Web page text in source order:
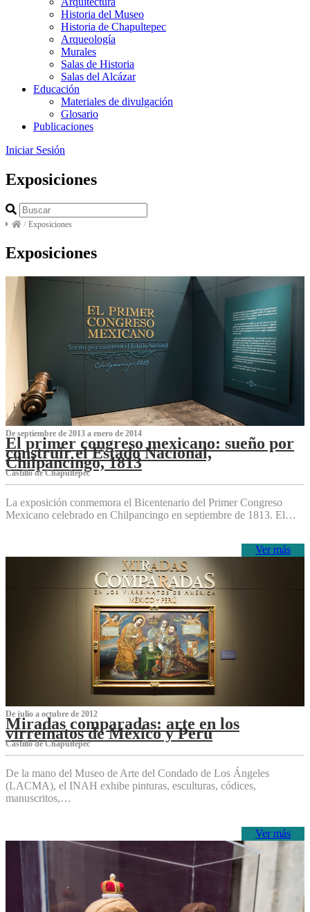
Historia del Museo
Historia de Chapultepec
Arqueología
Murales
Salas de Historia
Salas del Alcázar
Educación
Materiales de divulgación
Glosario
Publicaciones
Iniciar Sesión
Exposiciones
/ Exposiciones
Exposiciones
De septiembre de 2013 a enero de 2014
El primer congreso mexicano: sueño por
construir el Estado Nacional,
Chilpancingo, 1813
Castillo de Chapultepec
La exposición conmemora el Bicentenario del Primer Congreso
Mexicano celebrado en Chilpancingo en septiembre de 1813. El…
Ver más
De julio a octubre de 2012
Miradas comparadas: arte en los
virreinatos de México y Perú
Castillo de Chapultepec
De la mano del Museo de Arte del Condado de Los Ángeles
(LACMA), el INAH exhibe pinturas, esculturas, códices,
manuscritos,…
Ver más